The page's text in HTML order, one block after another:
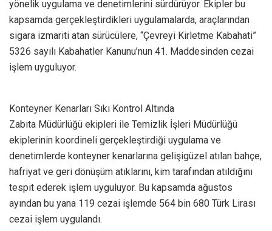
yönelik uygulama ve denetimlerini sürdürüyor. Ekipler bu
kapsamda gerçekleştirdikleri uygulamalarda, araçlarından
sigara izmariti atan sürücülere, “Çevreyi Kirletme Kabahati”
5326 sayılı Kabahatler Kanunu’nun 41. Maddesinden cezai
işlem uyguluyor.
Konteyner Kenarları Sıkı Kontrol Altında
Zabıta Müdürlüğü ekipleri ile Temizlik İşleri Müdürlüğü
ekiplerinin koordineli gerçekleştirdiği uygulama ve
denetimlerde konteyner kenarlarına gelişigüzel atılan bahçe,
hafriyat ve geri dönüşüm atıklarını, kim tarafından atıldığını
tespit ederek işlem uyguluyor. Bu kapsamda ağustos
ayından bu yana 119 cezai işlemde 564 bin 680 Türk Lirası
cezai işlem uygulandı.